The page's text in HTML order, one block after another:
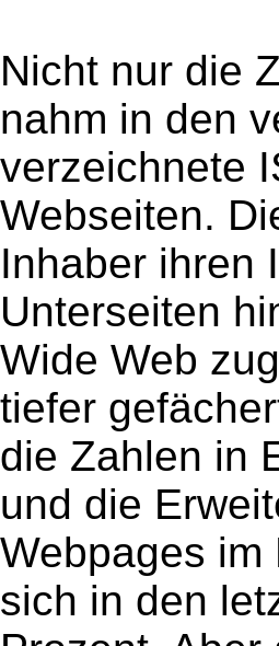
Nicht nur die
nahm in den
verzeichnete
Webseiten.
Inhaber ihren
Unterseiten
Wide Web
tiefer
die Zahlen in
und die
Webpages
sich in den